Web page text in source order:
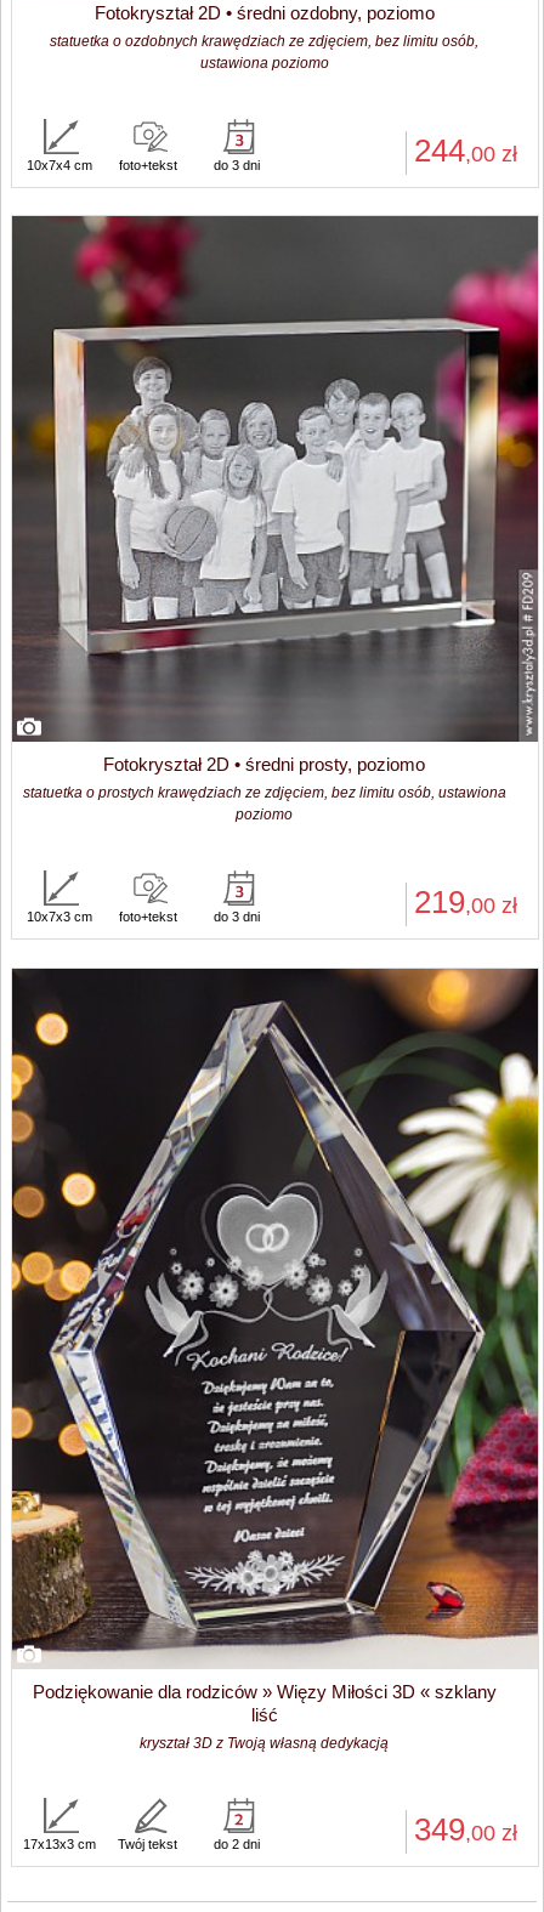
Fotokryształ 2D • średni ozdobny, poziomo
statuetka o ozdobnych krawędziach ze zdjęciem, bez limitu osób,
ustawiona poziomo
244,00 zł
10x7x4 cm foto+tekst do 3 dni
Fotokryształ 2D • średni prosty, poziomo
statuetka o prostych krawędziach ze zdjęciem, bez limitu osób, ustawiona
poziomo
219,00 zł
10x7x3 cm foto+tekst do 3 dni
Podziękowanie dla rodziców » Więzy Miłości 3D « szklany
liść
kryształ 3D z Twoją własną dedykacją
349,00 zł
17x13x3 cm Twój tekst do 2 dni